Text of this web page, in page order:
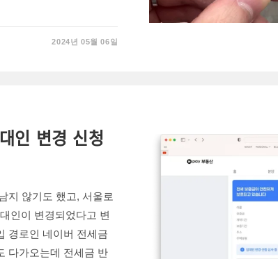
2024년 05월 06일
변경 신청
지 않기도 했고, 서울로
인이 변경되었다고 변
경로인 네이버 전세금
다가오는데 전세금 반